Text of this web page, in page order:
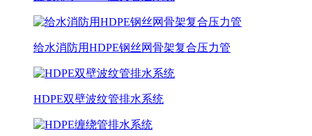
给水消防用HDPE钢丝网骨架复合压力管
HDPE双壁波纹管排水系统